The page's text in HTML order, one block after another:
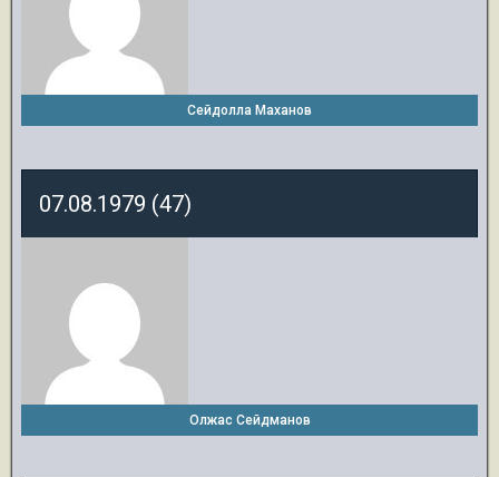
Сейдолла Маханов
07.08.1979 (47)
Олжас Сейдманов